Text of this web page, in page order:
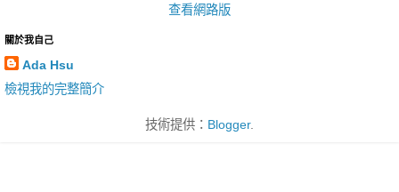
查看網路版
關於我自己
Ada Hsu
檢視我的完整簡介
技術提供： Blogger.